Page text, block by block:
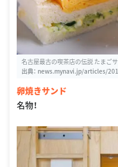
名古屋最古の喫茶店の伝説 たまご
出典： news.mynavi.jp/articles/
卵焼きサンド
名物！